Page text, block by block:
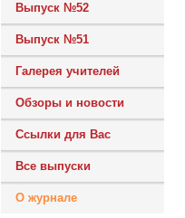
Выпуск №52
Выпуск №51
Галерея учителей
Обзоры и новости
Ссылки для Вас
Все выпуски
О журнале